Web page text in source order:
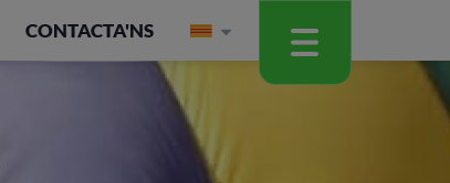
CONTACTA'NS